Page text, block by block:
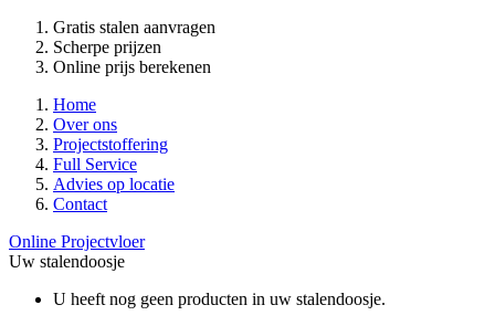
Gratis stalen aanvragen
Scherpe prijzen
Online prijs berekenen
Home
Over ons
Projectstoffering
Full Service
Advies op locatie
Contact
Online Projectvloer
Uw stalendoosje
U heeft nog geen producten in uw stalendoosje.